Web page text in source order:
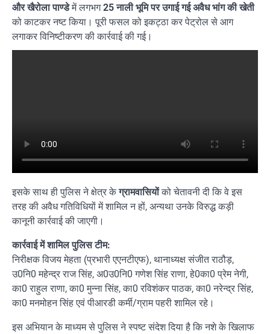
और खैरोला पाण्डेमें लगभग25 नाली भूमि पर उगाई गई अवैध भांग की खेती
को काटकर नष्ट किया। पूरी फसल को इकट्ठा कर पेट्रोल से आग
लगाकर विनिष्टीकरण की कार्रवाई की गई।
इसके साथ ही पुलिस ने क्षेत्र केग्रामवासियोंको चेतावनी दी कि वे इस
तरह की अवैध गतिविधियों में शामिल न हों, अन्यथा उनके विरुद्ध कड़ी
कानूनी कार्रवाई की जाएगी।
कार्रवाई में शामिल पुलिस टीम:
निरीक्षक विजय मेहता (प्रभारी एएनटीएफ), थानाध्यक्ष संजीत राठौड़,
उ0नि0 महेन्द्र राज सिंह, अ0उ0नि0 गणेश सिंह राणा, हे0का0 प्रेम नेगी,
का0 राहुल राणा, का0 मुन्ना सिंह, का0 रविशंकर पाठक, का0 नरेन्द्र सिंह,
का0 मनमोहन सिंह एवं पीआरडी कर्मी/ग्राम पहरी शामिल रहे।
इस अभियान के माध्यम से पुलिस ने स्पष्ट संदेश दिया है कि नशे के खिलाफ